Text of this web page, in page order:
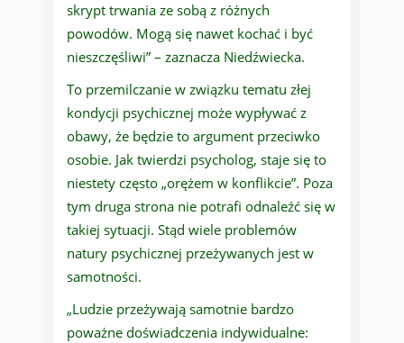
skrypt trwania ze sobą z różnych
powodów. Mogą się nawet kochać i być
nieszczęśliwi” – zaznacza Niedźwiecka.
To przemilczanie w związku tematu złej
kondycji psychicznej może wypływać z
obawy, że będzie to argument przeciwko
osobie. Jak twierdzi psycholog, staje się to
niestety często „orężem w konflikcie”. Poza
tym druga strona nie potrafi odnaleźć się w
takiej sytuacji. Stąd wiele problemów
natury psychicznej przeżywanych jest w
samotności.
„Ludzie przeżywają samotnie bardzo
poważne doświadczenia indywidualne: